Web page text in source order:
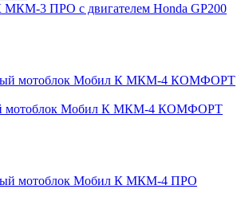
3 ПРО с двигателем Honda GP200
мотоблок Мобил К МКМ-4 КОМФОРТ